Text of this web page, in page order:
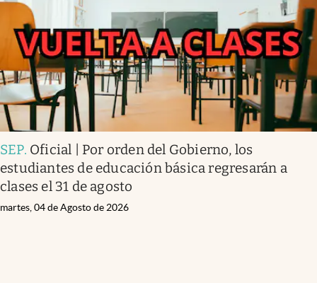
SEP. Oficial | Por orden del Gobierno, los
estudiantes de educación básica regresarán a
clases el 31 de agosto
martes, 04 de Agosto de 2026